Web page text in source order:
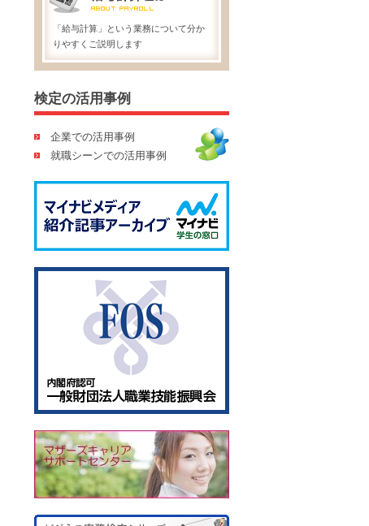
「給与計算」という業務について分か
りやすくご説明します
検定の活用事例
企業での活用事例
就職シーンでの活用事例